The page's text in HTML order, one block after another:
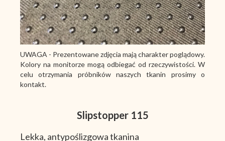
UWAGA - Prezentowane zdjęcia mają charakter poglądowy.
Kolory na monitorze mogą odbiegać od rzeczywistości. W
celu otrzymania próbników naszych tkanin prosimy o
kontakt.
Slipstopper 115
Lekka, antypoślizgowa tkanina